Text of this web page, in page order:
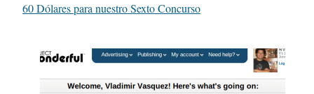
60 Dólares para nuestro Sexto Concurso